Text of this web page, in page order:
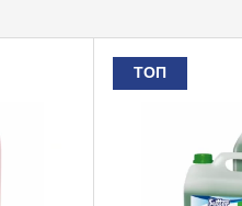
ТОП